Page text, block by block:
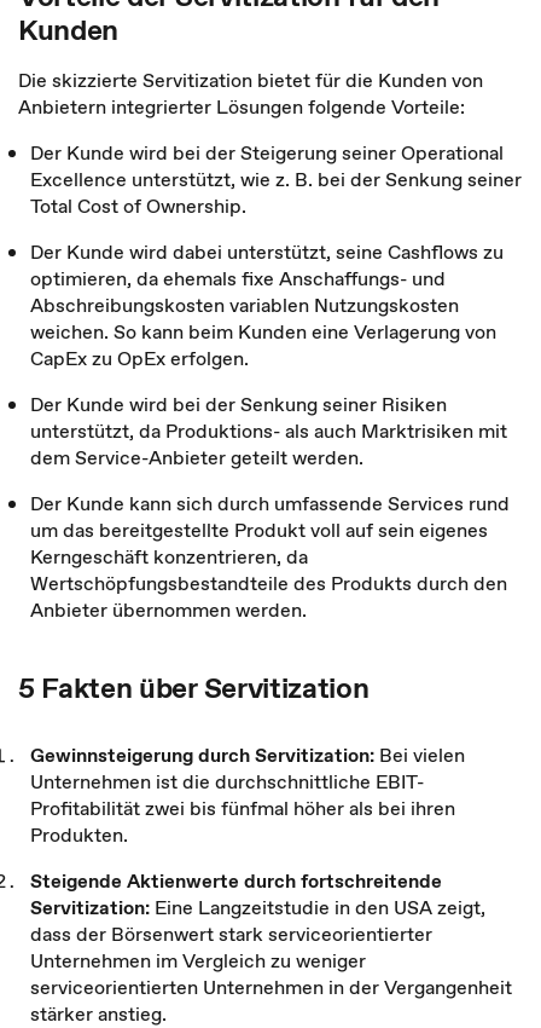
Kunden
Die skizzierte Servitization bietet für die Kunden von
Anbietern integrierter Lösungen folgende Vorteile:
Der Kunde wird bei der Steigerung seiner Operational
Excellence unterstützt, wie z. B. bei der Senkung seiner
Total Cost of Ownership.
Der Kunde wird dabei unterstützt, seine Cashflows zu
optimieren, da ehemals fixe Anschaffungs- und
Abschreibungskosten variablen Nutzungskosten
weichen. So kann beim Kunden eine Verlagerung von
CapEx zu OpEx erfolgen.
Der Kunde wird bei der Senkung seiner Risiken
unterstützt, da Produktions- als auch Marktrisiken mit
dem Service-Anbieter geteilt werden.
Der Kunde kann sich durch umfassende Services rund
um das bereitgestellte Produkt voll auf sein eigenes
Kerngeschäft konzentrieren, da
Wertschöpfungsbestandteile des Produkts durch den
Anbieter übernommen werden.
5 Fakten über Servitization
Gewinnsteigerung durch Servitization: Bei vielen
Unternehmen ist die durchschnittliche EBIT-
Profitabilität zwei bis fünfmal höher als bei ihren
Produkten.
Steigende Aktienwerte durch fortschreitende
Servitization: Eine Langzeitstudie in den USA zeigt,
dass der Börsenwert stark serviceorientierter
Unternehmen im Vergleich zu weniger
serviceorientierten Unternehmen in der Vergangenheit
stärker anstieg.